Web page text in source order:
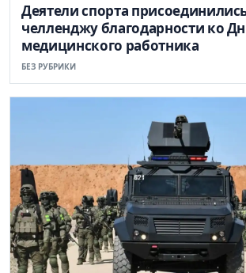
Деятели спорта
челленджу благодарности ко
медицинского работника
БЕЗ РУБРИКИ